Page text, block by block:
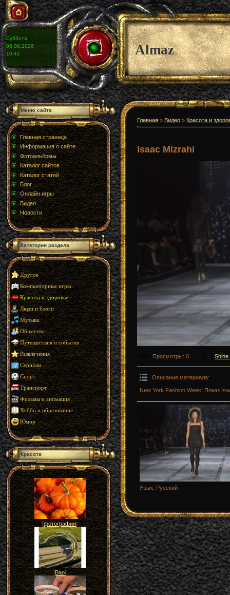
Суббота
08.08.2026
10:41
Almaz
Меню сайта
Главная страница
Информация о сайте
Фотоальбомы
Каталог сайтов
Каталог статей
Блог
Онлайн игры
Видео
Новости
Категории раздела
Другое
Компьютерные игры
Красота и здоровье
Люди и блоги
Музыка
Общество
Путешествия и события
Развлечения
Сериалы
Спорт
Транспорт
Фильмы и анимация
Хобби и образование
Юмор
Красота
[фотографии]
[Вао]
Главная » Видео » Красота и
Isaac Mizrahi
Просмотры: 0 Shine
Описание материала:
New York Fashion Week. Показ
Язык: Русский